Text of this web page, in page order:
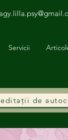
Servicii
de